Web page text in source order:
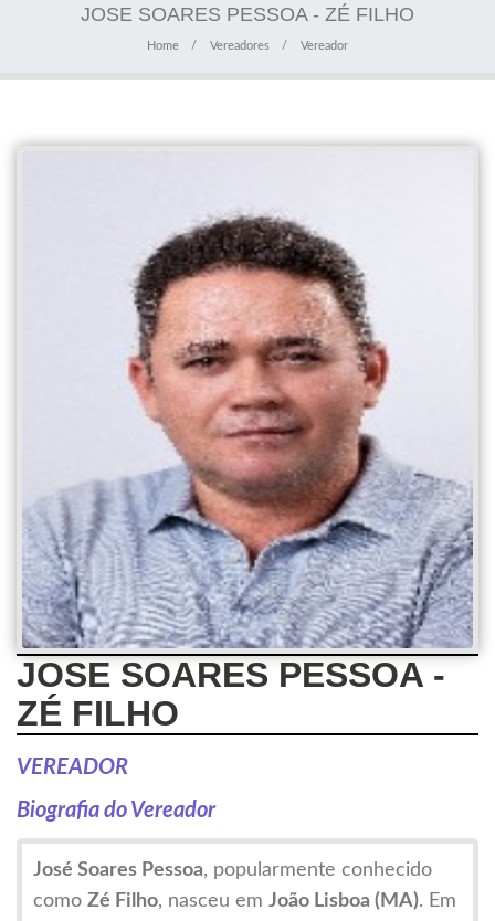
JOSE SOARES PESSOA - ZÉ FILHO
Home Vereadores Vereador
JOSE SOARES PESSOA -
ZÉ FILHO
VEREADOR
Biografia do Vereador
José Soares Pessoa, popularmente conhecido
como Zé Filho, nasceu em João Lisboa (MA). Em